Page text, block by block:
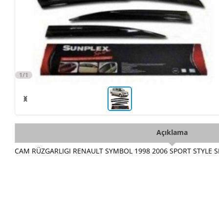
1/1
Açıklama
CAM RÜZGARLIGI RENAULT SYMBOL 1998 2006 SPORT STYLE